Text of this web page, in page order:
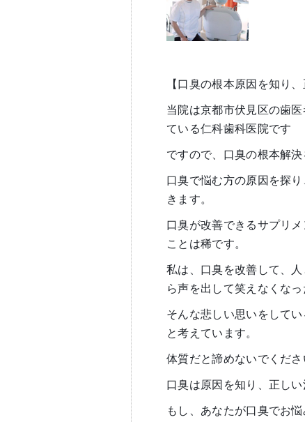
【口臭の根本原因を知り
当院は京都市伏見区の歯
ている仁科歯科医院です
ですので、口臭の根本解決
口臭で悩む方の原因を探
きます。
口臭が改善できるサプリ
ことは稀です。
私は、口臭を改善して、
ら声を出して笑えなくなっ
そんな悲しい思いをして
と考えています。
体質だと諦めないでくださ
口臭は原因を知り、正し
もし、あなたが口臭でお